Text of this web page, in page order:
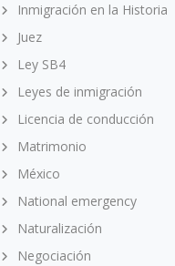
Inmigración en la Historia
Juez
Ley SB4
Leyes de inmigración
Licencia de conducción
Matrimonio
México
National emergency
Naturalización
Negociación